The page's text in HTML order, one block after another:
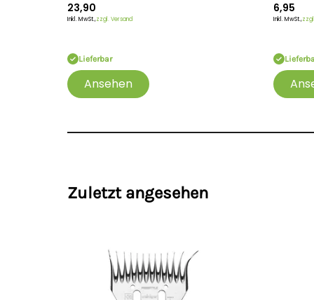
23,90
Inkl. MwSt.,zzgl. Versand
Lieferbar
Ansehen
6,95
Inkl. MwSt.,
Zuletzt angesehen